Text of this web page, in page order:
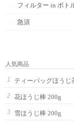
フィルター in ボト
急須
人気商品
ティーバッグほう
花ほうじ棒 200g
雪ほうじ棒 200g